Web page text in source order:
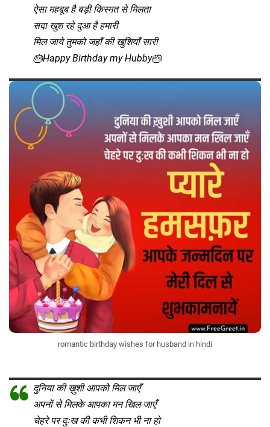
ऐसा महबूब है बड़ी किस्मत से मिलता
सदा खुश रहे दुआ है हमारी
मिल जाये तुमको जहाँ की खुशियाँ सारी
🎂Happy Birthday my Hubby🎂
romantic birthday wishes for husband in hindi
दुनिया की ख़ुशी आपको मिल जाएँ
अपनों से मिलके आपका मन खिल जाएँ
चेहरे पर दुःख की कभी शिकन भी ना हो